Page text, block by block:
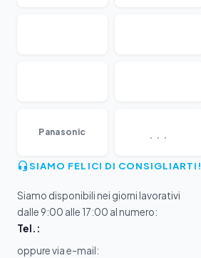
Panasonic ...
SIAMO FELICI DI CONSIGLIARTI!
Siamo disponibili nei giorni lavorativi
dalle 9:00 alle 17:00 al numero:
Tel.:
oppure via e-mail: